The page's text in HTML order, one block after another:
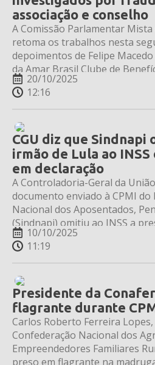
associação e conselho
A Comissão Parlamentar
retoma os trabalhos nesta
depoimentos de Felipe
da Amar Brasil Clube de
Andrea Inocentini Galleti, ex-
Nacional de Previdência Social.
20/10/2025
12:16
CGU diz que Sindnapi
irmão de Lula ao
em declaração
A Controladoria-Geral da
documento enviado à CPMI do
Nacional dos Aposentados,
(Sindnapi) omitiu ao INSS a
da Silva — o Frei Chico, irmão
Inácio Lula da Silva (PT) — em
10/10/2025
11:19
Presidente da
flagrante durante
Carlos Roberto Ferreira
Confederação Nacional dos
Empreendedores Familiares
preso em flagrante na